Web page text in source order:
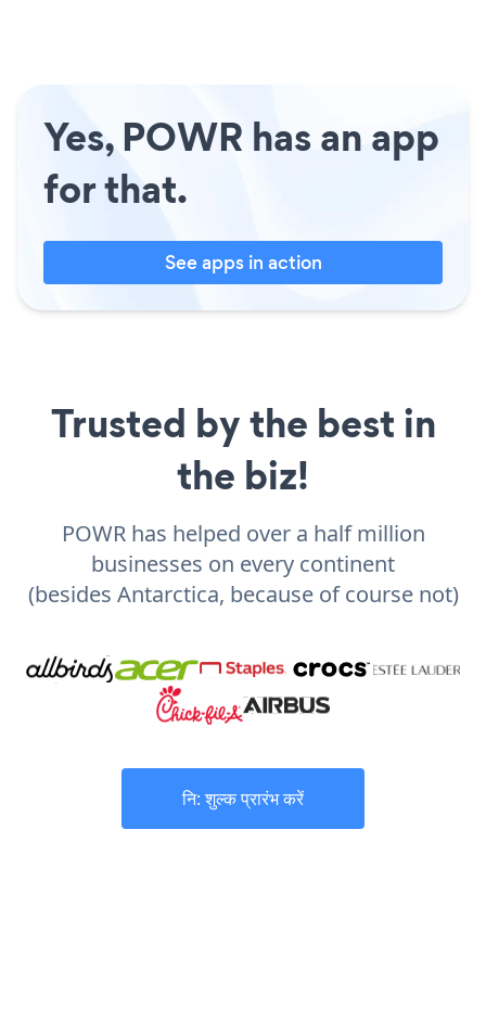
Yes, POWR has an app
for that.
See apps in action
Trusted by the best in
the biz!
POWR has helped over a half million
businesses on every continent
(besides Antarctica, because of course not)
नि: शुल्क प्रारंभ करें